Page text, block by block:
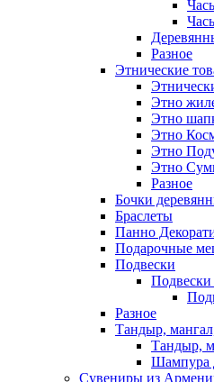
Разное
Этнические
Этно
Этно
Этно
Этно
Этно
Разное
Бочки
Браслеты
Панно
Подарочные
Подвески
Разное
Тандыр,
Тандыр,
Шампура
Сувениры из